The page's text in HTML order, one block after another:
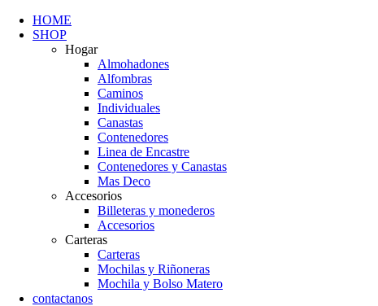
HOME
SHOP
Hogar
Almohadones
Alfombras
Caminos
Individuales
Canastas
Contenedores
Linea de Encastre
Contenedores y Canastas
Mas Deco
Accesorios
Billeteras y monederos
Accesorios
Carteras
Carteras
Mochilas y Riñoneras
Mochila y Bolso Matero
contactanos